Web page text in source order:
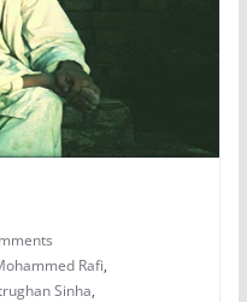
Rafi,
Sinha,